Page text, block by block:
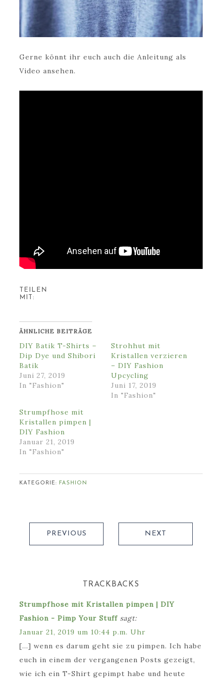
Gerne könnt ihr euch auch die Anleitung als
Video ansehen.
TEILEN
MIT:
ÄHNLICHE BEITRÄGE
DIY Batik T-Shirts –
Dip Dye und Shibori
Batik
Juni 27, 2019
In "Fashion"
Strohhut mit
Kristallen verzieren
– DIY Fashion
Upcycling
Juni 17, 2019
In "Fashion"
Strumpfhose mit
Kristallen pimpen |
DIY Fashion
Januar 21, 2019
In "Fashion"
KATEGORIE: FASHION
PREVIOUS NEXT
TRACKBACKS
Strumpfhose mit Kristallen pimpen | DIY
Fashion - Pimp Your Stuff sagt:
Januar 21, 2019 um 10:44 p.m. Uhr
[…] wenn es darum geht sie zu pimpen. Ich habe
euch in einem der vergangenen Posts gezeigt,
wie ich ein T-Shirt gepimpt habe und heute